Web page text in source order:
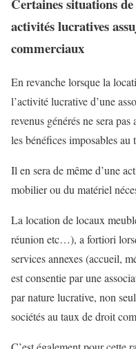
Certaines situations
activités lucratives
commerciaux
En revanche lorsque la
l’activité lucrative d’une
revenus générés ne sera
les bénéfices imposables
Il en sera de même d’une
mobilier ou du matériel
La location de locaux
réunion etc…), a fortiori
services annexes (accueil,
est consentie par une
par nature lucrative, non
sociétés au taux de droit